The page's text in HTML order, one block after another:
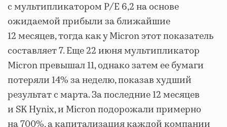
с мультипликатором P/E 6,2 на основе
ожидаемой прибыли за ближайшие
12 месяцев, тогда как у Micron этот показатель
составляет 7. Еще 22 июня мультипликатор
Micron превышал 11, однако затем ее бумаги
потеряли 14% за неделю, показав худший
результат с марта. За последние 12 месяцев
и SK Hynix, и Micron подорожали примерно